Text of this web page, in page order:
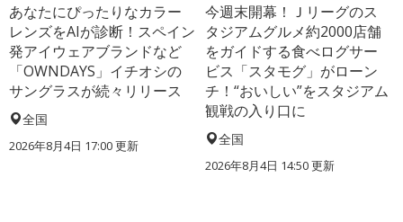
あなたにぴったりなカラー
レンズをAIが診断！スペイン
発アイウェアブランドなど
「OWNDAYS」イチオシの
サングラスが続々リリース
全国
2026年8月4日 17:00更新
今週末開幕！Ｊリーグのス
タジアムグルメ約2000店舗
をガイドする食べログサー
ビス「スタモグ」がローン
チ！“おいしい”をスタジアム
観戦の入り口に
全国
2026年8月4日 14:50更新